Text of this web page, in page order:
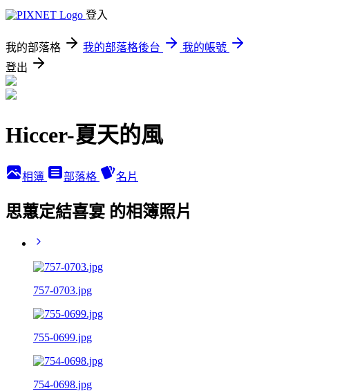
登入
我的部落格 我的部落格後台
我的帳號
登出
Hiccer-夏天的風
相簿 部落格 名片
思蕙定結喜宴 的相簿照片
757-0703.jpg
755-0699.jpg
754-0698.jpg